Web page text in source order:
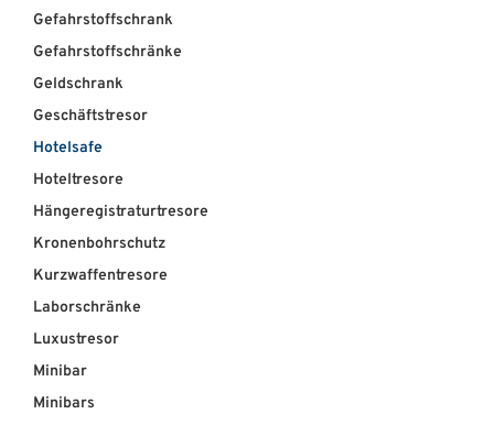
Gefahrstoffschrank
Gefahrstoffschränke
Geldschrank
Geschäftstresor
Hotelsafe
Hoteltresore
Hängeregistraturtresore
Kronenbohrschutz
Kurzwaffentresore
Laborschränke
Luxustresor
Minibar
Minibars